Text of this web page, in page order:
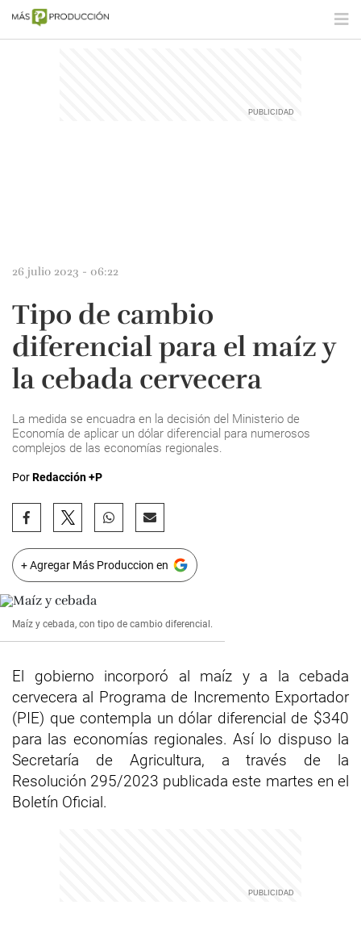
26 julio 2023 - 06:22
Tipo de cambio
diferencial para el maíz y
la cebada cervecera
La medida se encuadra en la decisión del Ministerio de
Economía de aplicar un dólar diferencial para numerosos
complejos de las economías regionales.
PorRedacción +P
+ Agregar Más Produccion en
Maíz y cebada, con tipo de cambio diferencial.
El gobierno incorporó al maíz y a la cebada
cervecera al Programa de Incremento Exportador
(PIE) que contempla un dólar diferencial de $340
para las economías regionales. Así lo dispuso la
Secretaría de Agricultura, a través de la
Resolución 295/2023 publicada este martes en el
Boletín Oficial.